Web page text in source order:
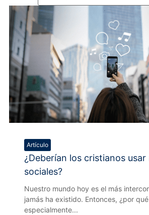
Artículo
¿Deberían los cristianos usar
sociales?
Nuestro mundo hoy es el más
jamás ha existido. Entonces, ¿por
especialmente...